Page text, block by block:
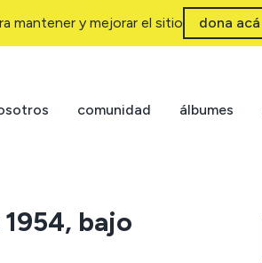
mantener y mejorar el sitio dona acá
comunidad álbumes
bajo